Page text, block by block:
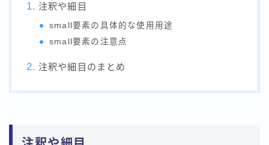
注釈や細目
small要素の具体的な使用用途
small要素の注意点
注釈や細目のまとめ